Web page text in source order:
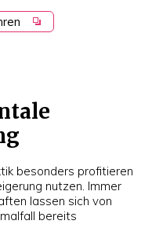
besonders profitieren
nutzen. Immer
lassen sich von
bereits